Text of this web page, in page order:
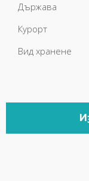
Държава
Курорт
Вид хранене